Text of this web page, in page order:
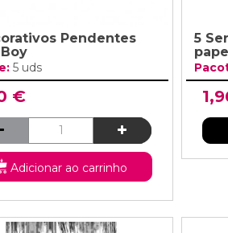
Pendentes
5 uds
€
Adicionar ao carrinho
5